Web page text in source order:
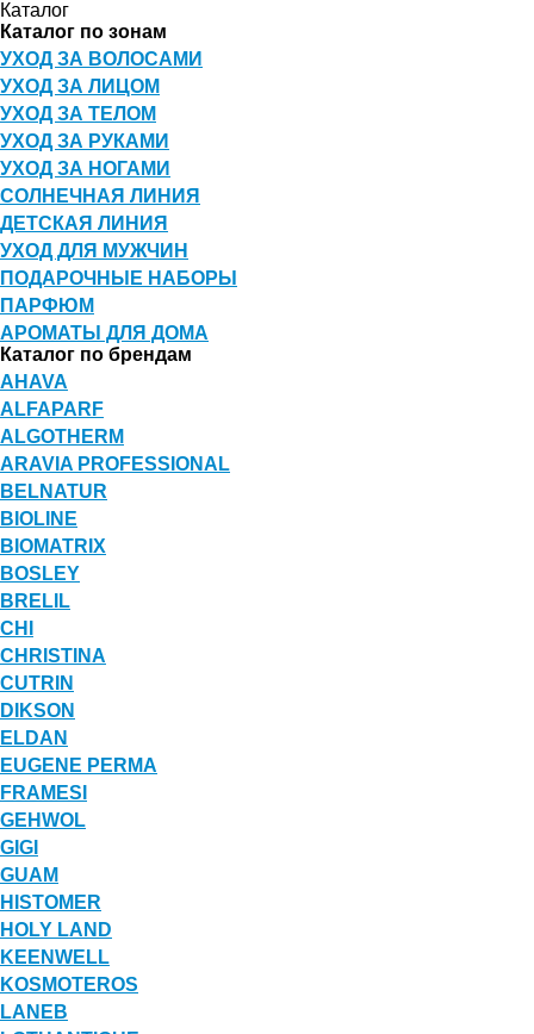
Каталог
Каталог по зонам
УХОД ЗА ВОЛОСАМИ
УХОД ЗА ЛИЦОМ
УХОД ЗА ТЕЛОМ
УХОД ЗА РУКАМИ
УХОД ЗА НОГАМИ
СОЛНЕЧНАЯ ЛИНИЯ
ДЕТСКАЯ ЛИНИЯ
УХОД ДЛЯ МУЖЧИН
ПОДАРОЧНЫЕ НАБОРЫ
ПАРФЮМ
АРОМАТЫ ДЛЯ ДОМА
Каталог по брендам
AHAVA
ALFAPARF
ALGOTHERM
ARAVIA PROFESSIONAL
BELNATUR
BIOLINE
BIOMATRIX
BOSLEY
BRELIL
CHI
CHRISTINA
CUTRIN
DIKSON
ELDAN
EUGENE PERMA
FRAMESI
GEHWOL
GIGI
GUAM
HISTOMER
HOLY LAND
KEENWELL
KOSMOTEROS
LANEB